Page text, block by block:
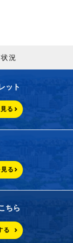
況
ット
る
る
ちら
る